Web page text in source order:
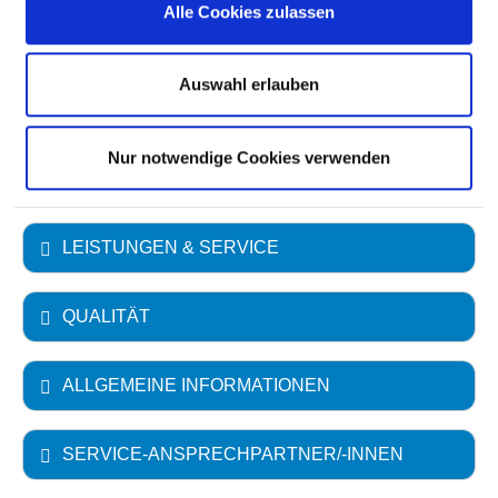
Alle Cookies zulassen
Auswahl erlauben
Nur notwendige Cookies verwenden
Akademisches Lehrkrankenhaus
Universität Leipzig
LEISTUNGEN & SERVICE
QUALITÄT
ALLGEMEINE INFORMATIONEN
SERVICE-ANSPRECHPARTNER/-INNEN